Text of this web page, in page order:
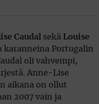
Caudal sekä
Louise
karanneina Portugalin
oli vahvempi,
Anne-Lise
aikana on ollut
2007 vain ja